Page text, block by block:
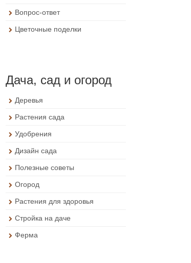
Вопрос-ответ
Цветочные поделки
Дача, сад и огород
Деревья
Растения сада
Удобрения
Дизайн сада
Полезные советы
Огород
Растения для здоровья
Стройка на даче
Ферма